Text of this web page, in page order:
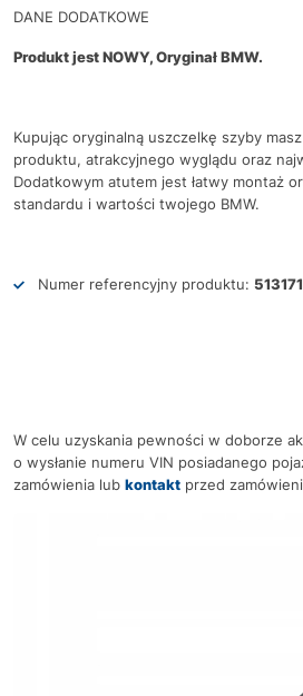
DANE DODATKOWE
Produkt jest NOWY, Oryginał BMW.
Kupując oryginalną uszczelkę szyby
produktu, atrakcyjnego wyglądu oraz
Dodatkowym atutem jest łatwy montaż
standardu i wartości twojego BMW.
Numer referencyjny produktu:
W celu uzyskania pewności w doborze
o wysłanie numeru VIN posiadanego
zamówienia lub kontakt przed